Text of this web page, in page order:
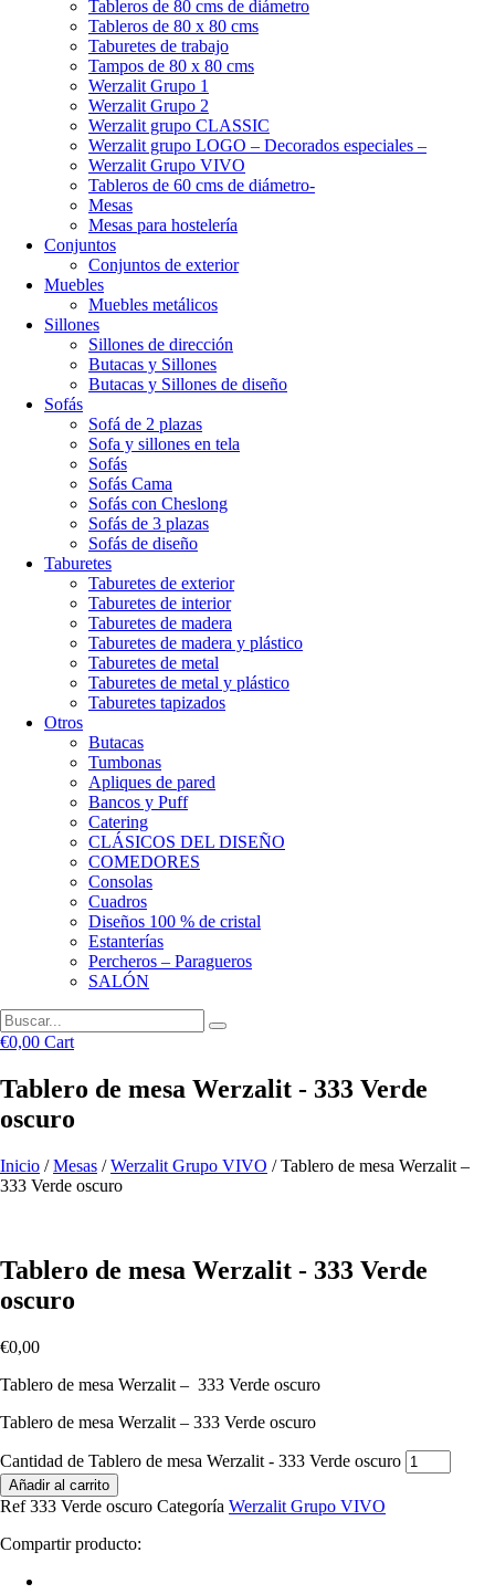
Tableros de 80 cms de diámetro
Tableros de 80 x 80 cms
Taburetes de trabajo
Tampos de 80 x 80 cms
Werzalit Grupo 1
Werzalit Grupo 2
Werzalit grupo CLASSIC
Werzalit grupo LOGO – Decorados especiales –
Werzalit Grupo VIVO
Tableros de 60 cms de diámetro-
Mesas
Mesas para hostelería
Conjuntos
Conjuntos de exterior
Muebles
Muebles metálicos
Sillones
Sillones de dirección
Butacas y Sillones
Butacas y Sillones de diseño
Sofás
Sofá de 2 plazas
Sofa y sillones en tela
Sofás
Sofás Cama
Sofás con Cheslong
Sofás de 3 plazas
Sofás de diseño
Taburetes
Taburetes de exterior
Taburetes de interior
Taburetes de madera
Taburetes de madera y plástico
Taburetes de metal
Taburetes de metal y plástico
Taburetes tapizados
Otros
Butacas
Tumbonas
Apliques de pared
Bancos y Puff
Catering
CLÁSICOS DEL DISEÑO
COMEDORES
Consolas
Cuadros
Diseños 100 % de cristal
Estanterías
Percheros – Paragueros
SALÓN
€0,00 Cart
Tablero de mesa Werzalit - 333 Verde
oscuro
Inicio /Mesas /Werzalit Grupo VIVO / Tablero de mesa Werzalit –
333 Verde oscuro
Tablero de mesa Werzalit - 333 Verde
oscuro
€0,00
Tablero de mesa Werzalit – 333 Verde oscuro
Tablero de mesa Werzalit – 333 Verde oscuro
Cantidad de Tablero de mesa Werzalit - 333 Verde oscuro
Añadir al carrito
Ref 333 Verde oscuro Categoría Werzalit Grupo VIVO
Compartir producto: